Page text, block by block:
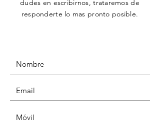
dudes en escribirnos,trataremos de
responderte lo mas pronto posible.